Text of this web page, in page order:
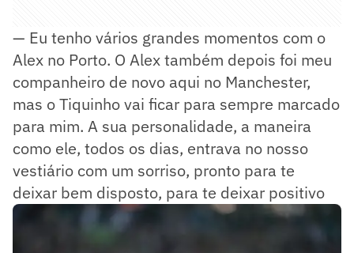
— Eu tenho vários grandes momentos com o
Alex no Porto. O Alex também depois foi meu
companheiro de novo aqui no Manchester,
mas o Tiquinho vai ficar para sempre marcado
para mim. A sua personalidade, a maneira
como ele, todos os dias, entrava no nosso
vestiário com um sorriso, pronto para te
deixar bem disposto, para te deixar positivo